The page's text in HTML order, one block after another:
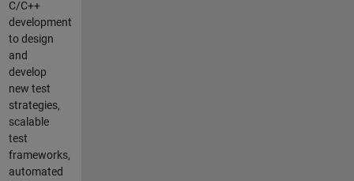
C/C++
development
to design
and
develop
new test
strategies,
scalable
test
frameworks,
automated